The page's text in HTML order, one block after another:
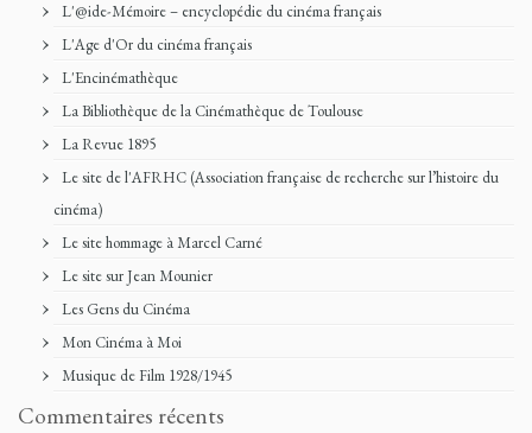
L'@ide-Mémoire – encyclopédie du cinéma français
L'Age d'Or du cinéma français
L'Encinémathèque
La Bibliothèque de la Cinémathèque de Toulouse
La Revue 1895
Le site de l'AFRHC (Association française de recherche sur l’histoire du
cinéma)
Le site hommage à Marcel Carné
Le site sur Jean Mounier
Les Gens du Cinéma
Mon Cinéma à Moi
Musique de Film 1928/1945
Commentaires récents